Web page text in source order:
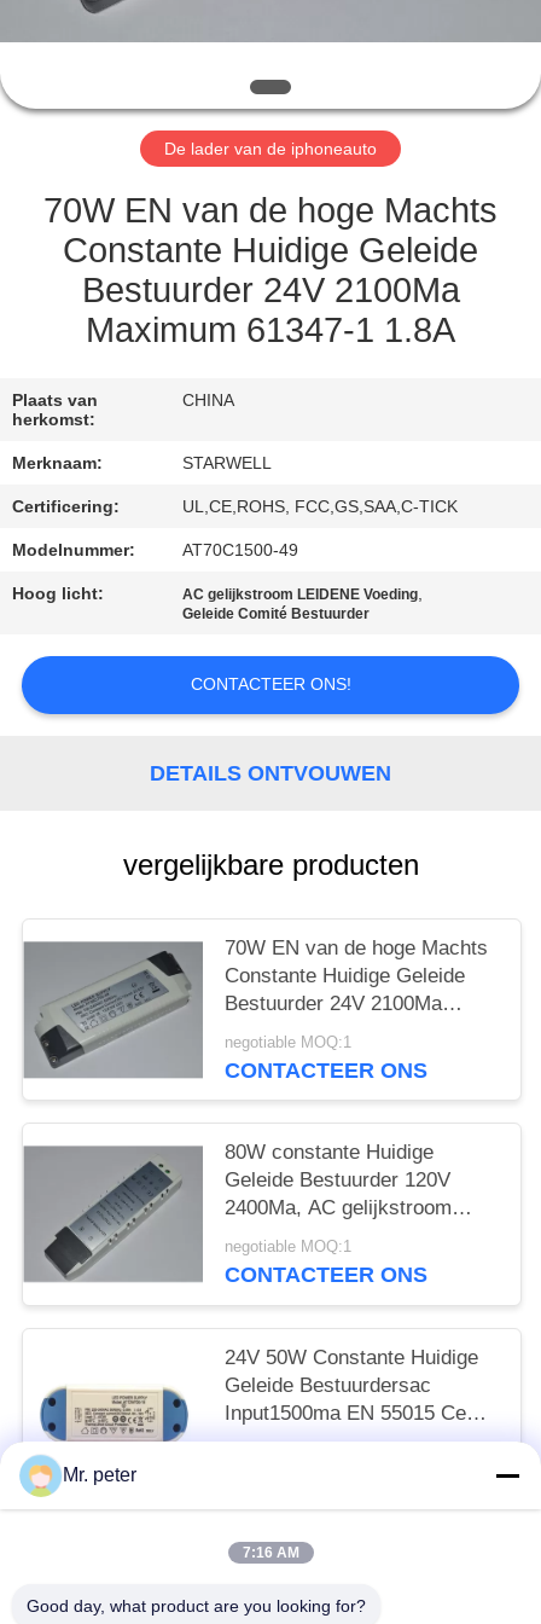
ONS
VERZOEK
OM EEN
CITAAT
SITEMAP
PRIVACY
POLICY
De lader van de iphoneauto
70W EN van de hoge Machts
Constante Huidige Geleide
Bestuurder 24V 2100Ma
Maximum 61347-1 1.8A
Plaats van
herkomst:
CHINA
Merknaam: STARWELL
Certificering: UL,CE,ROHS, FCC,GS,SAA,C-TICK
Modelnummer: AT70C1500-49
Hoog licht: AC gelijkstroom LEIDENE Voeding,
Geleide Comité Bestuurder
CONTACTEER ONS!
DETAILS ONTVOUWEN
vergelijkbare producten
70W EN van de hoge Machts
Constante Huidige Geleide
Bestuurder 24V 2100Ma
Maximum 61347-1 1.8A
negotiable MOQ:1
CONTACTEER ONS
80W constante Huidige
Geleide Bestuurder 120V
2400Ma, AC gelijkstroom
Geleide Strookvoeding 24V
negotiable MOQ:1
CONTACTEER ONS
24V 50W Constante Huidige
Geleide Bestuurdersac
Input1500ma EN 55015 Ce
ROHS
Mr. peter
7:16 AM
Good day, what product are you looking for?